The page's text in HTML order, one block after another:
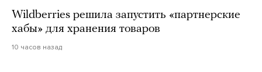
Wildberries решила запустить «партнерские
хабы» для хранения товаров
10 часов назад